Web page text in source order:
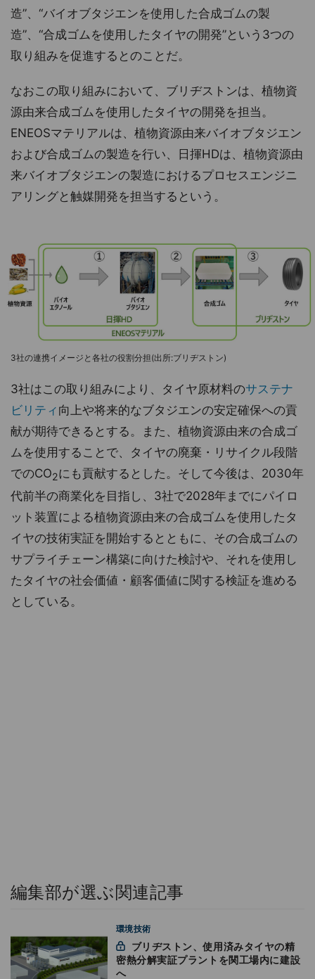
造”、“バイオブタジエンを使用した合成ゴムの製
造”、“合成ゴムを使用したタイヤの開発”という3つの
取り組みを促進するとのことだ。
なおこの取り組みにおいて、ブリヂストンは、植物資
源由来合成ゴムを使用したタイヤの開発を担当。
ENEOSマテリアルは、植物資源由来バイオブタジエン
および合成ゴムの製造を行い、日揮HDは、植物資源由
来バイオブタジエンの製造におけるプロセスエンジニ
アリングと触媒開発を担当するという。
3社の連携イメージと各社の役割分担(出所:ブリヂストン)
3社はこの取り組みにより、タイヤ原材料のサステナ
ビリティ 向上や将来的なブタジエンの安定確保への貢
献が期待できるとする。また、植物資源由来の合成ゴ
ムを使用することで、タイヤの廃棄・リサイクル段階
でのCO2にも貢献するとした。そして今後は、2030年
代前半の商業化を目指し、3社で2028年までにパイロ
ット装置による植物資源由来の合成ゴムを使用したタ
イヤの技術実証を開始するとともに、その合成ゴムの
サプライチェーン構築に向けた検討や、それを使用し
たタイヤの社会価値・顧客価値に関する検証を進める
としている。
編集部が選ぶ関連記事
環境技術
密熱分解実証プラントを関工場内に建設
へ